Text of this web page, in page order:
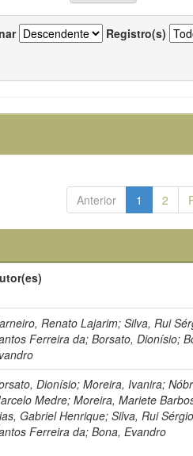
Registro(s)
Anterior 1 2
Renato Lajarim; Silva, Rui
Ferreira da; Borsato, Dionísio;
Dionísio; Moreira, Ivanira;
Medre; Moreira, Mariete
Gabriel Henrique; Silva, Rui
Ferreira da; Bona, Evandro